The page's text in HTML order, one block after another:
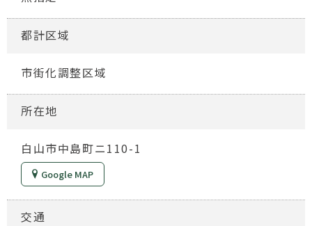
都計区域
市街化調整区域
所在地
白山市中島町ニ110-1
Google MAP
交通